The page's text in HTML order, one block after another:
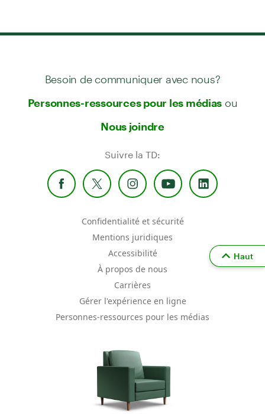
Besoin de communiquer avec nous?
Personnes-ressources pour les médias ou
Nous joindre
Suivre la TD:
Confidentialité et sécurité
Mentions juridiques
Accessibilité
À propos de nous
Carrières
Gérer l'expérience en ligne
Personnes-ressources pour les médias
Haut